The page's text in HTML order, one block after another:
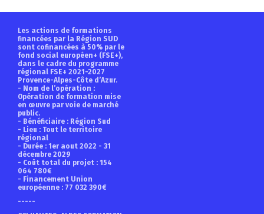
Les actions de formations
financées par la Région SUD
sont cofinancées à 50% par le
fond social européen+ (FSE+),
dans le cadre du programme
régional FSE+ 2021-2027
Provence-Alpes-Côte d’Azur.
- Nom de l’opération :
Opération de formation mise
en œuvre par voie de marché
public.
- Bénéficiaire : Région Sud
- Lieu : Tout le territoire
régional
- Durée : 1er aout 2022 - 31
décembre 2029
- Coût total du projet : 154
064 780€
- Financement Union
européenne : 77 032 390€
-----